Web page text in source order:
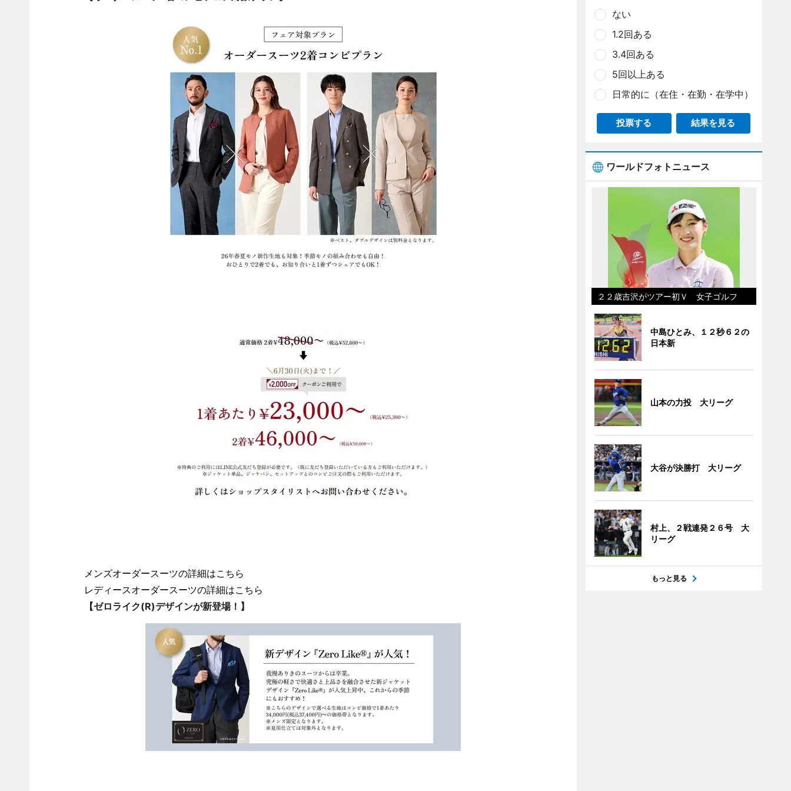
メンズオーダースーツの詳細はこちら
レディースオーダースーツの詳細はこちら
【ゼロライク(R)デザインが新登場！】
ない
1.2回ある
3.4回ある
5回以上ある
日常的に（在住・在勤・在学中）
投票する 結果を見る
ワールドフォトニュース
２２歳吉沢がツアー初Ｖ 女子ゴルフ
中島ひとみ、１２秒６２の
日本新
山本の力投 大リーグ
大谷が決勝打 大リーグ
村上、２戦連発２６号 大
リーグ
もっと見る